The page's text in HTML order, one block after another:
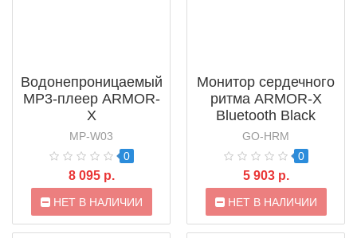
Водонепроницаемый
MP3-плеер ARMOR-
X
MP-W03
0
8 095 р.
НЕТ В НАЛИЧИИ
Монитор сердечного
ритма ARMOR-X
Bluetooth Black
GO-HRM
0
5 903 р.
НЕТ В НАЛИЧИИ